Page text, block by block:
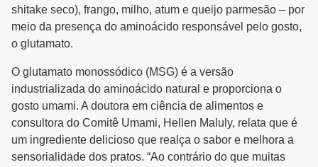
shitake seco), frango, milho, atum e queijo parmesão – por
meio da presença do aminoácido responsável pelo gosto,
o glutamato.
O glutamato monossódico (MSG) é a versão
industrializada do aminoácido natural e proporciona o
gosto umami. A doutora em ciência de alimentos e
consultora do Comitê Umami, Hellen Maluly, relata que é
um ingrediente delicioso que realça o sabor e melhora a
sensorialidade dos pratos. “Ao contrário do que muitas